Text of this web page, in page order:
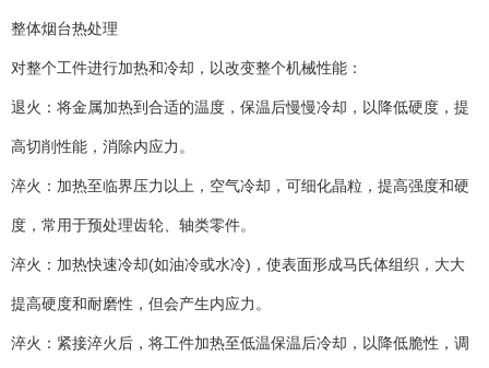
整体烟台热处理
对整个工件进行加热和冷却，以改变整个机械性能：
退火：将金属加热到合适的温度，保温后慢慢冷却，以降低硬度，提
高切削性能，消除内应力。
淬火：加热至临界压力以上，空气冷却，可细化晶粒，提高强度和硬
度，常用于预处理齿轮、轴类零件。
淬火：加热快速冷却(如油冷或水冷)，使表面形成马氏体组织，大大
提高硬度和耐磨性，但会产生内应力。
淬火：紧接淬火后，将工件加热至低温保温后冷却，以降低脆性，调